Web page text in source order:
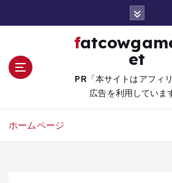
fatcowgames.n
et
PR「本サイトはアフィ
広告を利用していま
ホームページ